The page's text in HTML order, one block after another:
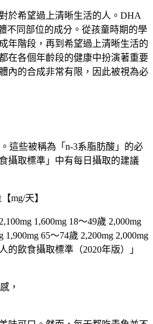
於希望過上清晰生活的人。DHA
不同部位的成分。從孩童時期的學
年階段，再到希望過上清晰生活的
在各個年齡段的健康中扮演著重要
內的合成非常有限，因此被視為必
這些被稱為「n-3系脂肪酸」的必
攝取標準」中有每日攝取的建議
mg/天】
1,600mg 18～49歲 2,000mg
1,900mg 65～74歲 2,200mg 2,000mg
的飲食攝取標準（2020年版）」
，